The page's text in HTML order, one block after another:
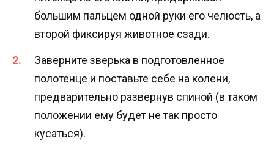
большим пальцем одной руки его челюсть, а
второй фиксируя животное сзади.
Заверните зверька в подготовленное
полотенце и поставьте себе на колени,
предварительно развернув спиной (в таком
положении ему будет не так просто
кусаться).